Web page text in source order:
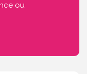
ou